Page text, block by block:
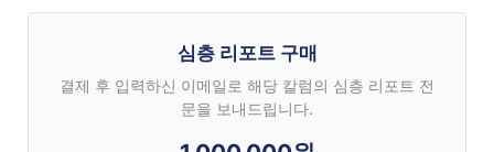
심층 리포트 구매
결제 후 입력하신 이메일로 해당 칼럼의 심층 리포트 전
문을 보내드립니다.